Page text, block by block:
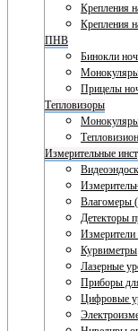
Крепления
Крепления
ПНВ
Бинокли
Прицелы
Тепловизоры
Измерительные
Влагомеры
Детекторы
Курвиметры
Лазерные
Приборы
Цифровые